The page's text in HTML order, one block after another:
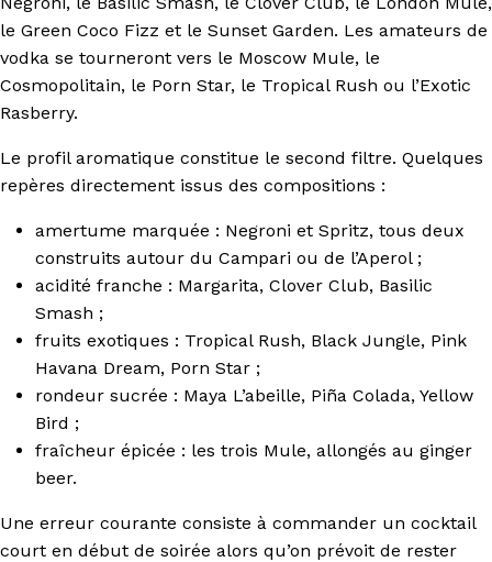
le Green Coco Fizz et le Sunset Garden. Les amateurs de
vodka se tourneront vers le Moscow Mule, le
Cosmopolitain, le Porn Star, le Tropical Rush ou l’Exotic
Rasberry.
Le profil aromatique constitue le second filtre. Quelques
repères directement issus des compositions :
amertume marquée : Negroni et Spritz, tous deux
construits autour du Campari ou de l’Aperol ;
acidité franche : Margarita, Clover Club, Basilic
Smash ;
fruits exotiques : Tropical Rush, Black Jungle, Pink
Havana Dream, Porn Star ;
rondeur sucrée : Maya L’abeille, Piña Colada, Yellow
Bird ;
fraîcheur épicée : les trois Mule, allongés au ginger
beer.
Une erreur courante consiste à commander un cocktail
court en début de soirée alors qu’on prévoit de rester